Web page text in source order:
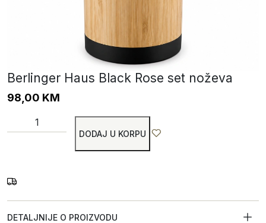
Berlinger Haus Black Rose set noževa
98,00 KM
DODAJ U KORPU
DETALJNIJE O PROIZVODU